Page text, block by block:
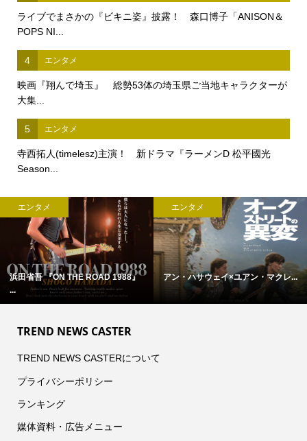
ライブでまさかの『ビキニ姿』披露！ 森口博子「ANISON＆
POPS NI...
4 エンタメ
映画『翔んで埼玉』 総勢53体の埼玉県ご当地キャラクターが
大集...
5 エンタメ
寺西拓人(timelesz)主演！ 新ドラマ『ラーメンD 松平國光
Season...
エンタメ
浜田省吾 『ON THE ROAD 1988』
...
エンタメ
アン・ハサウェイ×ユアン・マクレ...
TREND NEWS CASTER
TREND NEWS CASTERについて
プライバシーポリシー
ランキング
媒体資料・広告メニュー